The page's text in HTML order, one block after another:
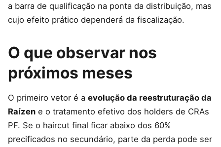
a barra de qualificação na ponta da distribuição, mas
cujo efeito prático dependerá da fiscalização.
O que observar nos
próximos meses
O primeiro vetor é a evolução da reestruturação da
Raízen e o tratamento efetivo dos holders de CRAs
PF. Se o haircut final ficar abaixo dos 60%
precificados no secundário, parte da perda pode ser